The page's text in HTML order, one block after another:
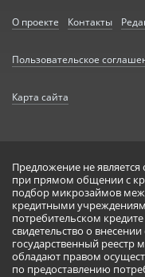
О проекте Контакты
Пользовательское
Карта сайта
Предложение не
при прямом общении с
подбор микрозаймов
кредитными
потребительском
свидетельство о
государственный
обладают правом
по предоставлению